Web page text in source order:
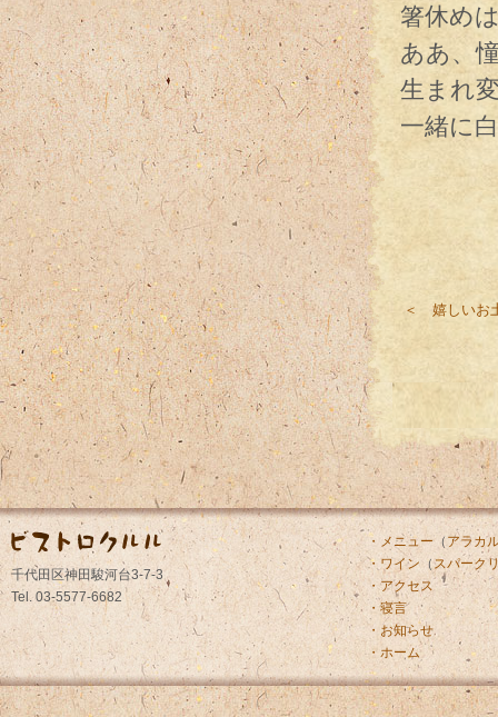
箸休め
ああ、
生まれ
一緒に
＜ 嬉しいお
千代田区神田駿河台3-7-3
Tel. 03-5577-6682
・メニュー（ アラカ
・ワイン （スパーク
・アクセス
・寝言
・お知らせ
・ホーム